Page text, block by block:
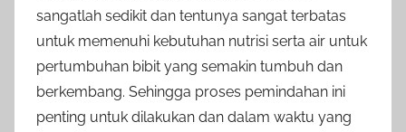
sangatlah sedikit dan tentunya sangat terbatas
untuk memenuhi kebutuhan nutrisi serta air untuk
pertumbuhan bibit yang semakin tumbuh dan
berkembang. Sehingga proses pemindahan ini
penting untuk dilakukan dan dalam waktu yang